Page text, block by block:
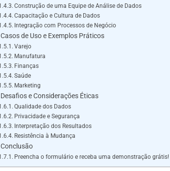
Construção de uma Equipe de Análise de Dados
Capacitação e Cultura de Dados
Integração com Processos de Negócio
Casos de Uso e Exemplos Práticos
Varejo
Manufatura
Finanças
Saúde
Marketing
Desafios e Considerações Éticas
Qualidade dos Dados
Privacidade e Segurança
Interpretação dos Resultados
Resistência à Mudança
Conclusão
Preencha o formulário e receba uma demonstração grátis!